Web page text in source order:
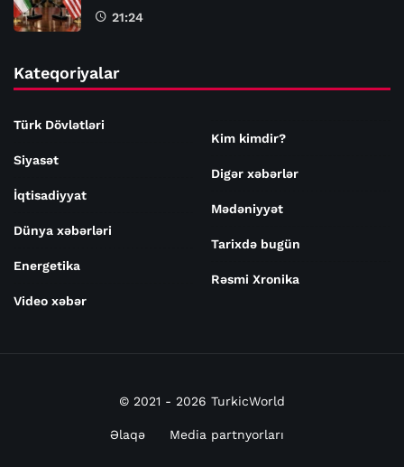
21:24
Kateqoriyalar
Türk Dövlətləri
Siyasət
İqtisadiyyat
Dünya xəbərləri
Energetika
Video xəbər
Kim kimdir?
Digər xəbərlər
Mədəniyyət
Tarixdə bugün
Rəsmi Xronika
© 2021 - 2026 TurkicWorld
Əlaqə Media partnyorları